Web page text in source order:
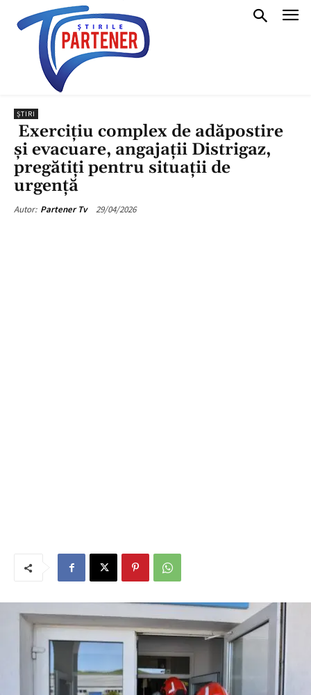
ȘTIRI
Exercițiu complex de adăpostire
și evacuare, angajații Distrigaz,
pregătiți pentru situații de
urgență
Autor: Partener Tv 29/04/2026